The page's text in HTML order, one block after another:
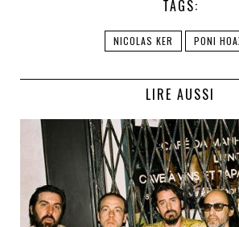
TAGS:
NICOLAS KER PONI
LIRE AUSSI